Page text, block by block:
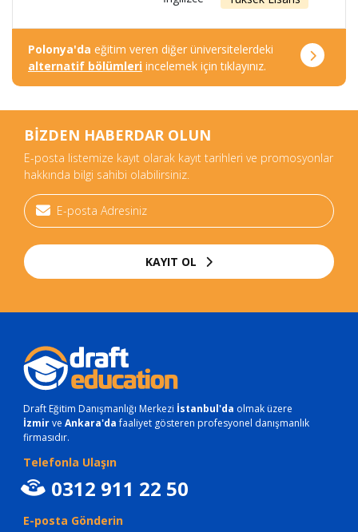
Polonya'da eğitim veren diğer üniversitelerdeki
alternatif bölümleri incelemek için tıklayınız.
BİZDEN HABERDAR OLUN
E-posta listemize kayıt olarak kayıt tarihleri ve promosyonlar
hakkında bilgi sahibi olabilirsiniz.
KAYIT OL
Draft Eğitim Danışmanlığı Merkezi İstanbul'da olmak üzere
İzmirve Ankara'dafaaliyet gösteren profesyonel danışmanlık
firmasıdır.
Telefonla Ulaşın
0312 911 22 50
E-posta Gönderin